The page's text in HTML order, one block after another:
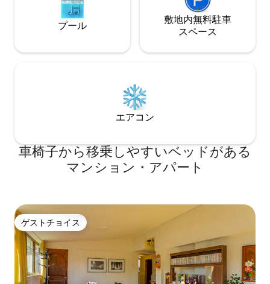
プール
敷地内無料駐⁠車
ス⁠ペ⁠ー⁠ス
エアコン
車椅子から移乗しやすいベッドがある
マンション・アパート
ゲストチョイス
ゲストチョイス